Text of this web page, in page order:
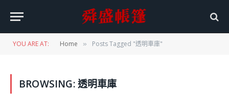
YOU ARE AT: Home » Posts Tagged "透明車庫"
BROWSING:透明車庫